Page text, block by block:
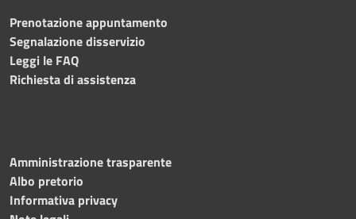
Prenotazione appuntamento
Segnalazione disservizio
Leggi le FAQ
Richiesta di assistenza
Amministrazione trasparente
Albo pretorio
Informativa privacy